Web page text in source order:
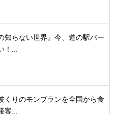
知らない世界』今、道の駅バー
！...
くりのモンブランを全国から食
客...